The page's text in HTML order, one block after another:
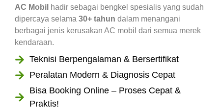
AC Mobil hadir sebagai bengkel spesialis yang sudah
dipercaya selama 30+ tahun dalam menangani
berbagai jenis kerusakan AC mobil dari semua merek
kendaraan.
Teknisi Berpengalaman & Bersertifikat
Peralatan Modern & Diagnosis Cepat
Bisa Booking Online – Proses Cepat &
Praktis!